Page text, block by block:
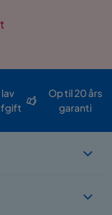
Op til 20 års
garanti